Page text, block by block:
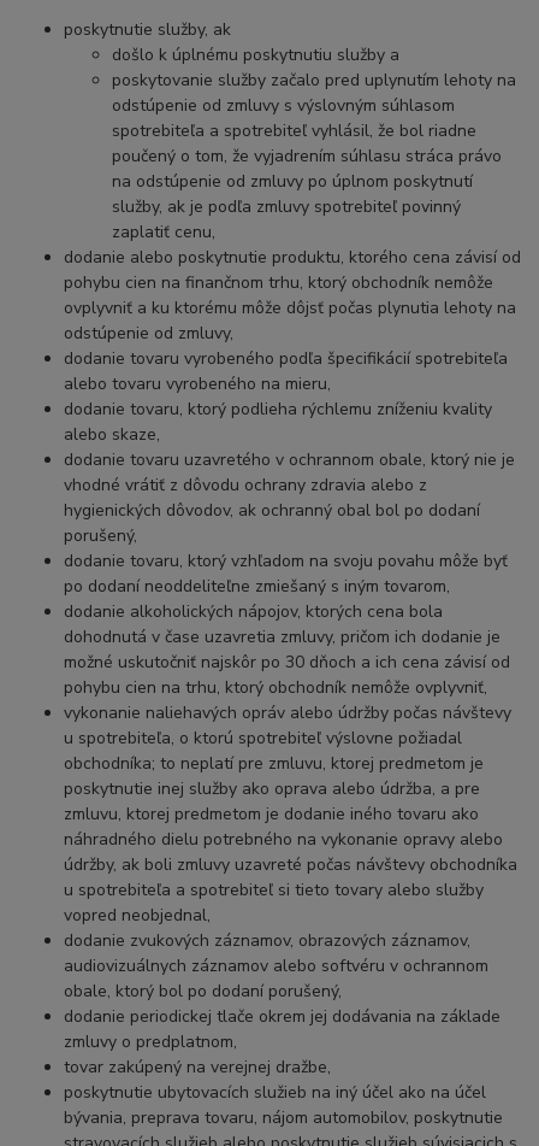
poskytnutie služby, ak
došlo k úplnému poskytnutiu služby a
poskytovanie služby začalo pred uplynutím lehoty na
odstúpenie od zmluvy s výslovným súhlasom
spotrebiteľa a spotrebiteľ vyhlásil, že bol riadne
poučený o tom, že vyjadrením súhlasu stráca právo
na odstúpenie od zmluvy po úplnom poskytnutí
služby, ak je podľa zmluvy spotrebiteľ povinný
zaplatiť cenu,
dodanie alebo poskytnutie produktu, ktorého cena závisí od
pohybu cien na finančnom trhu, ktorý obchodník nemôže
ovplyvniť a ku ktorému môže dôjsť počas plynutia lehoty na
odstúpenie od zmluvy,
dodanie tovaru vyrobeného podľa špecifikácií spotrebiteľa
alebo tovaru vyrobeného na mieru,
dodanie tovaru, ktorý podlieha rýchlemu zníženiu kvality
alebo skaze,
dodanie tovaru uzavretého v ochrannom obale, ktorý nie je
vhodné vrátiť z dôvodu ochrany zdravia alebo z
hygienických dôvodov, ak ochranný obal bol po dodaní
porušený,
dodanie tovaru, ktorý vzhľadom na svoju povahu môže byť
po dodaní neoddeliteľne zmiešaný s iným tovarom,
dodanie alkoholických nápojov, ktorých cena bola
dohodnutá v čase uzavretia zmluvy, pričom ich dodanie je
možné uskutočniť najskôr po 30 dňoch a ich cena závisí od
pohybu cien na trhu, ktorý obchodník nemôže ovplyvniť,
vykonanie naliehavých opráv alebo údržby počas návštevy
u spotrebiteľa, o ktorú spotrebiteľ výslovne požiadal
obchodníka; to neplatí pre zmluvu, ktorej predmetom je
poskytnutie inej služby ako oprava alebo údržba, a pre
zmluvu, ktorej predmetom je dodanie iného tovaru ako
náhradného dielu potrebného na vykonanie opravy alebo
údržby, ak boli zmluvy uzavreté počas návštevy obchodníka
u spotrebiteľa a spotrebiteľ si tieto tovary alebo služby
vopred neobjednal,
dodanie zvukových záznamov, obrazových záznamov,
audiovizuálnych záznamov alebo softvéru v ochrannom
obale, ktorý bol po dodaní porušený,
dodanie periodickej tlače okrem jej dodávania na základe
zmluvy o predplatnom,
tovar zakúpený na verejnej dražbe,
poskytnutie ubytovacích služieb na iný účel ako na účel
bývania, preprava tovaru, nájom automobilov, poskytnutie